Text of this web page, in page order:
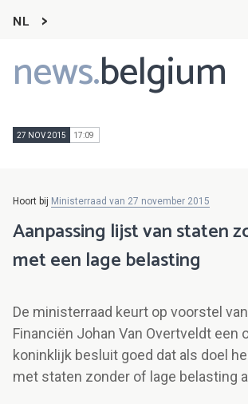
NL
news.belgium
Main
navigation
27 NOV 2015 17:09
Hoort bij Ministerraad van 27 november 2015
Aanpassing lijst van staten
met een lage belasting
De ministerraad keurt op voorstel
Financiën Johan Van Overtveldt een
koninklijk besluit goed dat als doel
met staten zonder of lage belasting